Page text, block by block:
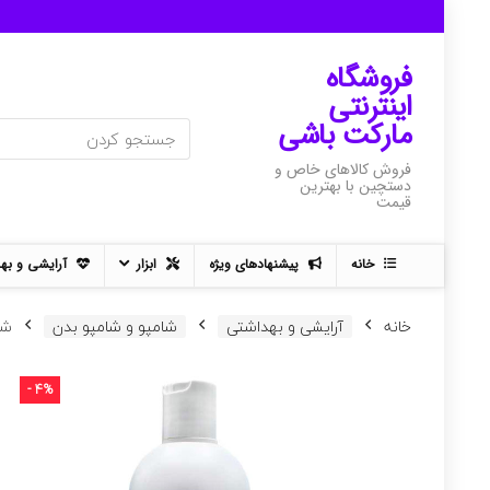
فروشگاه
اینترنتی
مارکت باشی
فروش کالاهای خاص و
دستچین با بهترین
قیمت
خانه پیشنهادهای ویژه ابزار آرایشی و
خانه آرایشی و بهداشتی شامپو و شامپو بدن
- 4%